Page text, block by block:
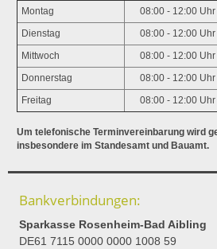
Montag 08:00 - 12:00 Uhr
Dienstag 08:00 - 12:00 Uhr
Mittwoch 08:00 - 12:00 Uhr
Donnerstag 08:00 - 12:00 Uhr
Freitag 08:00 - 12:00 Uhr
Um telefonische Terminvereinbarung wird
insbesondere im Standesamt und Bauamt.
Bankverbindungen:
Sparkasse Rosenheim-Bad Aibling
DE61 7115 0000 0000 1008 59